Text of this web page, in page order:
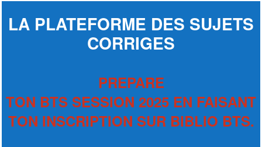
LA PLATEFORME DES SUJETS
CORRIGES
PREPARE
TON BTS SESSION 2025 EN FAISANT
TON INSCRIPTION SUR BIBLIO BTS.